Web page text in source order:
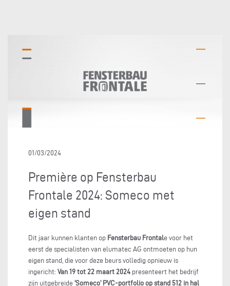
01/03/2024
Première op Fensterbau
Frontale 2024: Someco met
eigen stand
Dit jaar kunnen klanten op Fensterbau Frontale voor het
eerst de specialisten van elumatec AG ontmoeten op hun
eigen stand, die voor deze beurs volledig opnieuw is
ingericht: Van 19 tot 22 maart 2024 presenteert het bedrijf
zijn uitgebreide 'Someco' PVC-portfolio op stand 512 in hal